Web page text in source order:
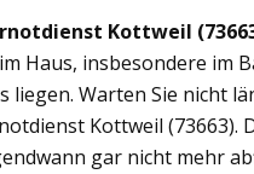
Kottweil
Haus, insbesondere im
liegen. Warten Sie nicht
Kottweil (73663).
gar nicht mehr